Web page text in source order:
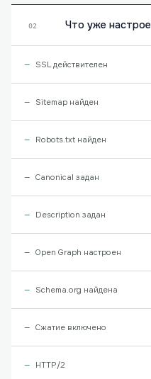
02 Что уже
SSL действителен
Sitemap найден
Robots.txt найден
Canonical задан
Description задан
Open Graph настроен
Schema.org найдена
Сжатие включено
HTTP/2